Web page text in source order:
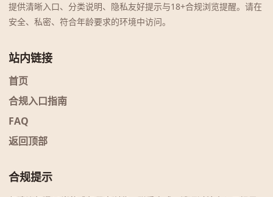
提供清晰入口、分类说明、隐私友好提示与18+合规浏览提醒。请在
安全、私密、符合年龄要求的环境中访问。
站内链接
首页
合规入口指南
FAQ
返回顶部
合规提示